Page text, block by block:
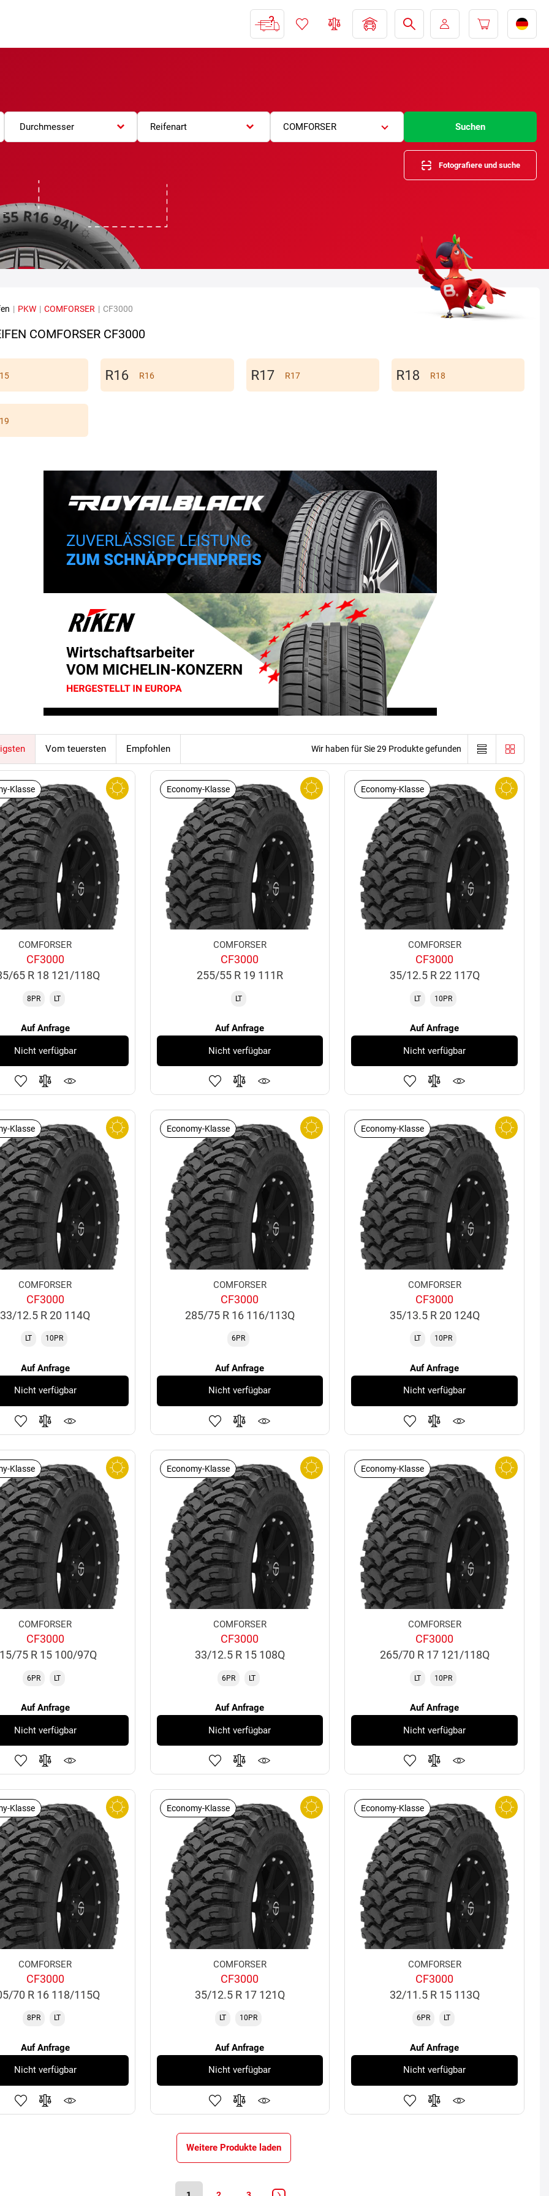
Durchmesser Reifenart COMFORSER Suchen
Fotografiere und suche
| PKW | COMFORSER | CF3000
COMFORSER CF3000
R16 R17 R18
Vom teuersten Empfohlen Wir haben für Sie 29 Produkte gefunden
Klasse
COMFORSER
CF3000
65 R 18 121/118Q
8PR LT
Auf Anfrage
Nicht verfügbar
Economy-Klasse
COMFORSER
CF3000
255/55 R 19 111R
LT
Auf Anfrage
Nicht verfügbar
Economy-Klasse
COMFORSER
CF3000
35/12.5 R 22 117Q
LT 10PR
Auf Anfrage
Nicht verfügbar
Klasse
COMFORSER
CF3000
33/12.5 R 20 114Q
LT 10PR
Auf Anfrage
Nicht verfügbar
Economy-Klasse
COMFORSER
CF3000
285/75 R 16 116/113Q
6PR
Auf Anfrage
Nicht verfügbar
Economy-Klasse
COMFORSER
CF3000
35/13.5 R 20 124Q
LT 10PR
Auf Anfrage
Nicht verfügbar
Klasse
COMFORSER
CF3000
75 R 15 100/97Q
6PR LT
Auf Anfrage
Nicht verfügbar
Economy-Klasse
COMFORSER
CF3000
33/12.5 R 15 108Q
6PR LT
Auf Anfrage
Nicht verfügbar
Economy-Klasse
COMFORSER
CF3000
265/70 R 17 121/118Q
LT 10PR
Auf Anfrage
Nicht verfügbar
Klasse
COMFORSER
CF3000
70 R 16 118/115Q
8PR LT
Auf Anfrage
Nicht verfügbar
Economy-Klasse
COMFORSER
CF3000
35/12.5 R 17 121Q
LT 10PR
Auf Anfrage
Nicht verfügbar
Economy-Klasse
COMFORSER
CF3000
32/11.5 R 15 113Q
6PR LT
Auf Anfrage
Nicht verfügbar
Weitere Produkte laden